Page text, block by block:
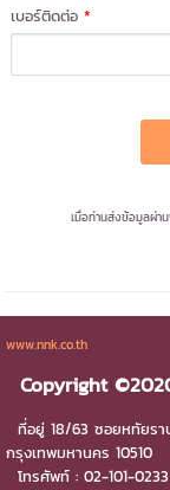
เบอร์ติดต่อ*
เมื่อท่านส่งข้อมูลผ่า
www.nnk.co.th
Copyright
ที่อยู่ 18/63 ซอยหทัยรา
กรุงเทพมหานคร 10510
โทรศัพท์ : 02-101-